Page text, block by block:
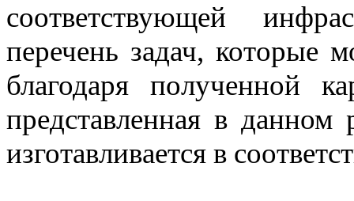
соответствующей
перечень задач, которые
благодаря полученной
представленная в данном
изготавливается в